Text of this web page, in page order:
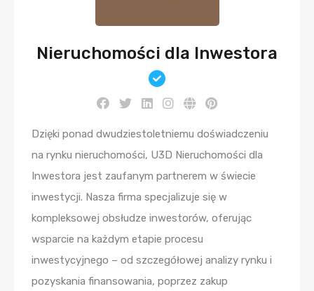
Nieruchomości dla Inwestora
Dzięki ponad dwudziestoletniemu doświadczeniu
na rynku nieruchomości, U3D Nieruchomości dla
Inwestora jest zaufanym partnerem w świecie
inwestycji. Nasza firma specjalizuje się w
kompleksowej obsłudze inwestorów, oferując
wsparcie na każdym etapie procesu
inwestycyjnego – od szczegółowej analizy rynku i
pozyskania finansowania, poprzez zakup